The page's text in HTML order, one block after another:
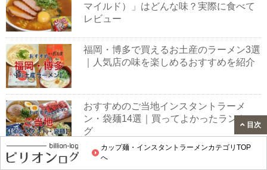
カップ麺・インスタントラーメンカテゴリTOP
へ
マイルド）」はどんな味？実際に食べて
レビュー
福岡・博多で買えるお土産のラーメン3選
｜人気店の味を楽しめるおすすめを紹介
おすすめのご当地インスタントラーメ
ン・袋麺14選｜買ってよかったランキン
グ
おすすめ「味噌味」インスタントラーメ
目次